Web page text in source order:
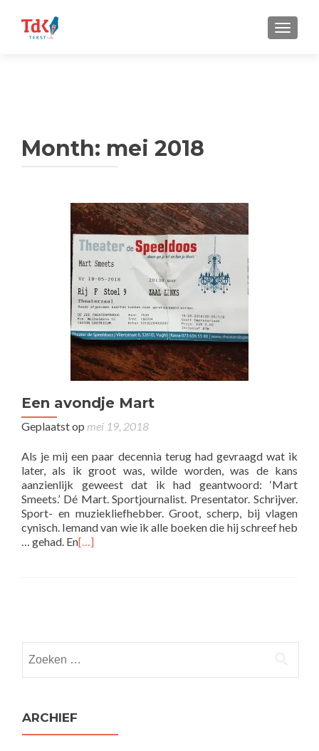
Month: mei 2018
Een avondje Mart
Geplaatst op mei 19, 2018
Als je mij een paar decennia terug had gevraagd wat ik
later, als ik groot was, wilde worden, was de kans
aanzienlijk geweest dat ik had geantwoord: ‘Mart
Smeets.’ Dé Mart. Sportjournalist. Presentator. Schrijver.
Sport- en muziekliefhebber. Groot, scherp, bij vlagen
cynisch. Iemand van wie ik alle boeken die hij schreef heb
… gehad. En[…]
navigation
naar:
ARCHIEF